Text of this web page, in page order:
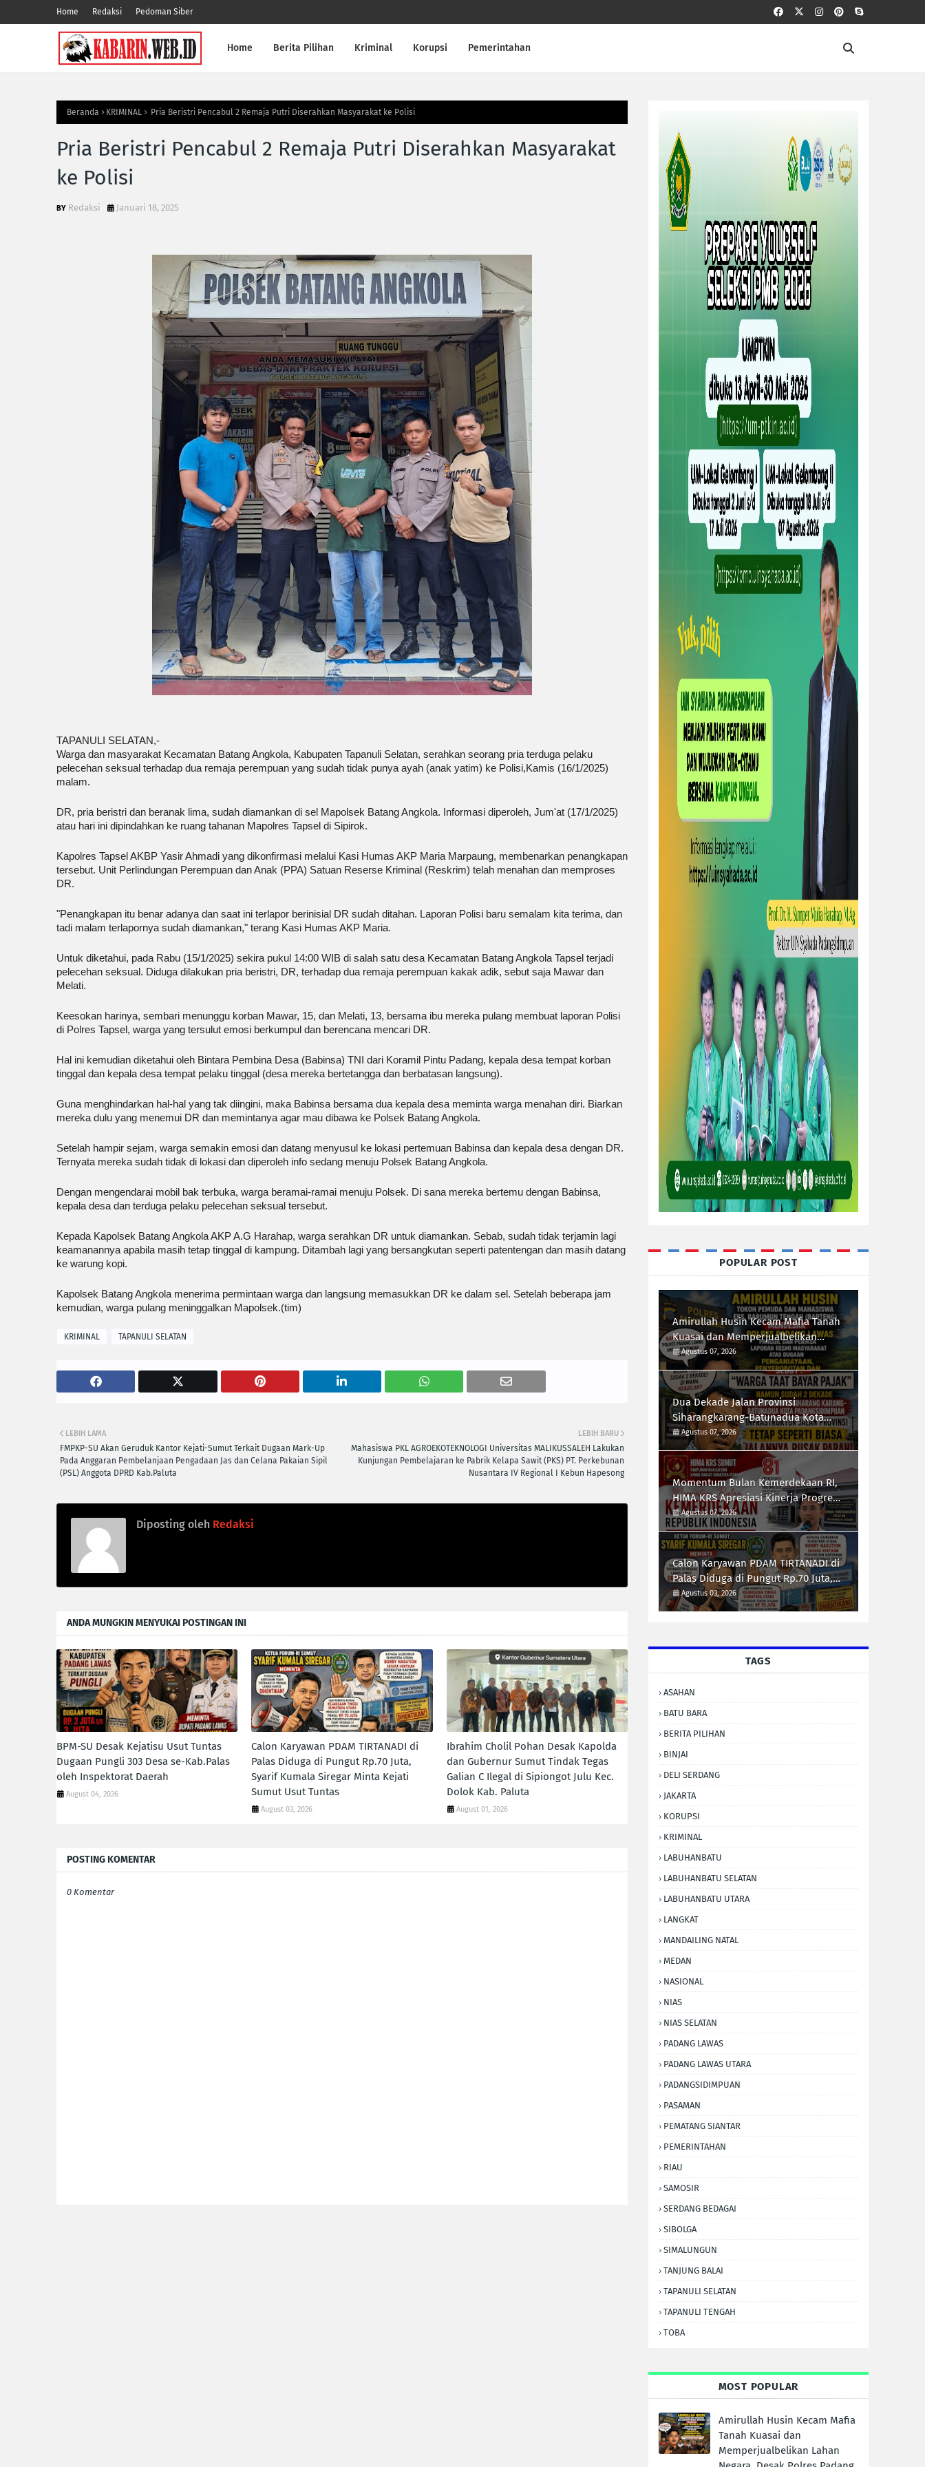
Home Redaksi Pedoman Siber
Home Berita Pilihan Kriminal Korupsi Pemerintahan
Beranda KRIMINAL Pria Beristri Pencabul 2 Remaja Putri Diserahkan Masyarakat ke Polisi
Pria Beristri Pencabul 2 Remaja Putri Diserahkan Masyarakat
ke Polisi
Redaksi Januari 18, 2025
TAPANULI SELATAN,-
Warga dan masyarakat Kecamatan Batang Angkola, Kabupaten Tapanuli Selatan, serahkan seorang pria terduga pelaku
pelecehan seksual terhadap dua remaja perempuan yang sudah tidak punya ayah (anak yatim) ke Polisi,Kamis (16/1/2025)
malam.
DR, pria beristri dan beranak lima, sudah diamankan di sel Mapolsek Batang Angkola. Informasi diperoleh, Jum'at (17/1/2025)
atau hari ini dipindahkan ke ruang tahanan Mapolres Tapsel di Sipirok.
Kapolres Tapsel AKBP Yasir Ahmadi yang dikonfirmasi melalui Kasi Humas AKP Maria Marpaung, membenarkan penangkapan
tersebut. Unit Perlindungan Perempuan dan Anak (PPA) Satuan Reserse Kriminal (Reskrim) telah menahan dan memproses
DR.
"Penangkapan itu benar adanya dan saat ini terlapor berinisial DR sudah ditahan. Laporan Polisi baru semalam kita terima, dan
tadi malam terlapornya sudah diamankan," terang Kasi Humas AKP Maria.
Untuk diketahui, pada Rabu (15/1/2025) sekira pukul 14:00 WIB di salah satu desa Kecamatan Batang Angkola Tapsel terjadi
pelecehan seksual. Diduga dilakukan pria beristri, DR, terhadap dua remaja perempuan kakak adik, sebut saja Mawar dan
Melati.
Keesokan harinya, sembari menunggu korban Mawar, 15, dan Melati, 13, bersama ibu mereka pulang membuat laporan Polisi
di Polres Tapsel, warga yang tersulut emosi berkumpul dan berencana mencari DR.
Hal ini kemudian diketahui oleh Bintara Pembina Desa (Babinsa) TNI dari Koramil Pintu Padang, kepala desa tempat korban
tinggal dan kepala desa tempat pelaku tinggal (desa mereka bertetangga dan berbatasan langsung).
Guna menghindarkan hal-hal yang tak diingini, maka Babinsa bersama dua kepala desa meminta warga menahan diri. Biarkan
mereka dulu yang menemui DR dan memintanya agar mau dibawa ke Polsek Batang Angkola.
Setelah hampir sejam, warga semakin emosi dan datang menyusul ke lokasi pertemuan Babinsa dan kepala desa dengan DR.
Ternyata mereka sudah tidak di lokasi dan diperoleh info sedang menuju Polsek Batang Angkola.
Dengan mengendarai mobil bak terbuka, warga beramai-ramai menuju Polsek. Di sana mereka bertemu dengan Babinsa,
kepala desa dan terduga pelaku pelecehan seksual tersebut.
Kepada Kapolsek Batang Angkola AKP A.G Harahap, warga serahkan DR untuk diamankan. Sebab, sudah tidak terjamin lagi
keamanannya apabila masih tetap tinggal di kampung. Ditambah lagi yang bersangkutan seperti patentengan dan masih datang
ke warung kopi.
Kapolsek Batang Angkola menerima permintaan warga dan langsung memasukkan DR ke dalam sel. Setelah beberapa jam
kemudian, warga pulang meninggalkan Mapolsek.(tim)
KRIMINAL TAPANULI SELATAN
LEBIH BARU
Mahasiswa PKL AGROEKOTEKNOLOGI Universitas MALIKUSSALEH Lakukan
Kunjungan Pembelajaran ke Pabrik Kelapa Sawit (PKS) PT. Perkebunan
Nusantara IV Regional I Kebun Hapesong
LEBIH LAMA
FMPKP-SU Akan Geruduk Kantor Kejati-Sumut Terkait Dugaan Mark-Up
Pada Anggaran Pembelanjaan Pengadaan Jas dan Celana Pakaian Sipil
(PSL) Anggota DPRD Kab.Paluta
Diposting oleh Redaksi
ANDA MUNGKIN MENYUKAI POSTINGAN INI
BPM-SU Desak Kejatisu Usut Tuntas
Dugaan Pungli 303 Desa se-Kab.Palas
oleh Inspektorat Daerah
August 04, 2026
Calon Karyawan PDAM TIRTANADI di
Palas Diduga di Pungut Rp.70 Juta,
Syarif Kumala Siregar Minta Kejati
Sumut Usut Tuntas
August 03, 2026
Ibrahim Cholil Pohan Desak Kapolda
dan Gubernur Sumut Tindak Tegas
Galian C Ilegal di Sipiongot Julu Kec.
Dolok Kab. Paluta
August 01, 2026
POSTING KOMENTAR
0 Komentar
POPULAR POST
Amirullah Husin Kecam Mafia Tanah
Kuasai dan Memperjualbelikan
Lahan Negara, Desak Polres Padang
Lawas Tindak Tegas Mafia Tanah
Agustus 07, 2026
Dua Dekade Jalan Provinsi
Siharangkarang-Batunadua Kota
Padangsidimpuan Rusak Parah,
Rahmad Taufik Dalimunthe Desak
Gubernur Sumut "Turun Tangan"
Agustus 07, 2026
Momentum Bulan Kemerdekaan RI,
HIMA KRS Apresiasi Kinerja Progresif
Kalapas Tanjungbalai, Refin Tua
Simanullang
Agustus 07, 2026
Calon Karyawan PDAM TIRTANADI di
Palas Diduga di Pungut Rp.70 Juta,
Syarif Kumala Siregar Minta Kejati
Sumut Usut Tuntas
Agustus 03, 2026
TAGS
ASAHAN
BATU BARA
BERITA PILIHAN
BINJAI
DELI SERDANG
JAKARTA
KORUPSI
KRIMINAL
LABUHANBATU
LABUHANBATU SELATAN
LABUHANBATU UTARA
LANGKAT
MANDAILING NATAL
MEDAN
NASIONAL
NIAS
NIAS SELATAN
PADANG LAWAS
PADANG LAWAS UTARA
PADANGSIDIMPUAN
PASAMAN
PEMATANG SIANTAR
PEMERINTAHAN
RIAU
SAMOSIR
SERDANG BEDAGAI
SIBOLGA
SIMALUNGUN
TANJUNG BALAI
TAPANULI SELATAN
TAPANULI TENGAH
TOBA
MOST POPULAR
Amirullah Husin Kecam Mafia
Tanah Kuasai dan
Memperjualbelikan Lahan